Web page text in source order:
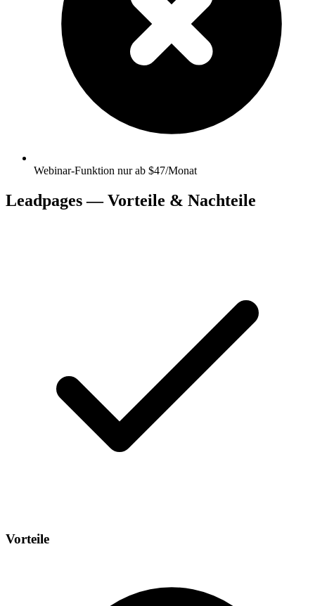
Webinar-Funktion nur ab $47/Monat
Leadpages — Vorteile & Nachteile
Vorteile